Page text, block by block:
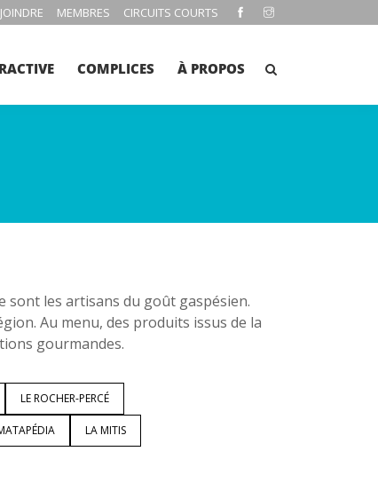
MEMBRES CIRCUITS COURTS
COMPLICES À PROPOS
sont les artisans du goût gaspésien.
Au menu, des produits issus de la
gourmandes.
LE ROCHER-PERCÉ
LA MITIS